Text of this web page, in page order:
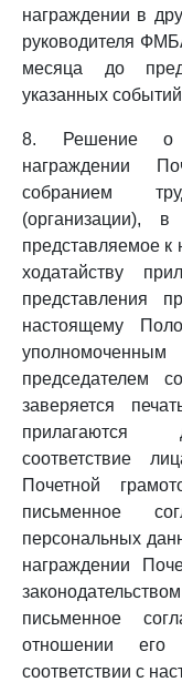
награждении в
руководителя
месяца до
указанных
8. Решение о
награждении
собранием
(организации),
представляемое к
ходатайству
представления
настоящему
председателем
заверяется
прилагаются
соответствие
Почетной
письменное
персональных
награждении
письменное
отношении его
соответствии с